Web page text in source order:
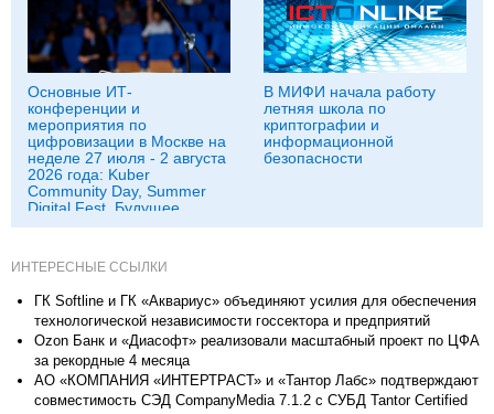
Основные ИТ-
конференции и
мероприятия по
цифровизации в Москве на
неделе 27 июля - 2 августа
2026 года: Kuber
Community Day, Summer
Digital Fest, Будущее
исследований в
В МИФИ начала работу
летняя школа по
криптографии и
информационной
безопасности
ИНТЕРЕСНЫЕ ССЫЛКИ
ГК Softline и ГК «Аквариус» объединяют усилия для обеспечения
технологической независимости госсектора и предприятий
Ozon Банк и «Диасофт» реализовали масштабный проект по ЦФА
за рекордные 4 месяца
АО «КОМПАНИЯ «ИНТЕРТРАСТ» и «Тантор Лабс» подтверждают
совместимость СЭД CompanyMedia 7.1.2 с СУБД Tantor Certified